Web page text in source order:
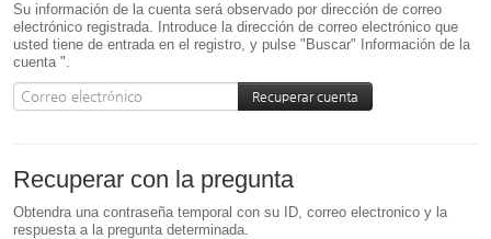
Su información de la cuenta será observado por dirección de correo
electrónico registrada. Introduce la dirección de correo electrónico que
usted tiene de entrada en el registro, y pulse "Buscar" Información de la
cuenta ".
Recuperar con la pregunta
Obtendra una contraseña temporal con su ID, correo electronico y la
respuesta a la pregunta determinada.